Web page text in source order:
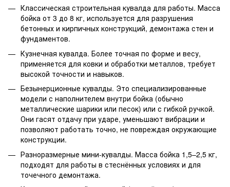
Классическая строительная кувалда для работы. Масса
бойка от 3 до 8 кг, используется для разрушения
бетонных и кирпичных конструкций, демонтажа стен и
фундаментов.
Кузнечная кувалда. Более точная по форме и весу,
применяется для ковки и обработки металлов, требует
высокой точности и навыков.
Безынерционные кувалды. Это специализированные
модели с наполнителем внутри бойка (обычно
металлические шарики или песок) или с гибкой ручкой.
Они гасят отдачу при ударе, уменьшают вибрации и
позволяют работать точно, не повреждая окружающие
конструкции.
Разноразмерные мини-кувалды. Масса бойка 1,5–2,5 кг,
подходят для работы в стеснённых условиях и для
точечного демонтажа.